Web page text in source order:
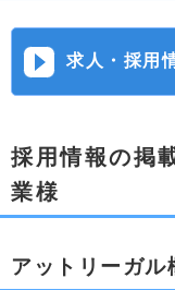
求人・採用
採用情報の掲
業様
アットリーガル